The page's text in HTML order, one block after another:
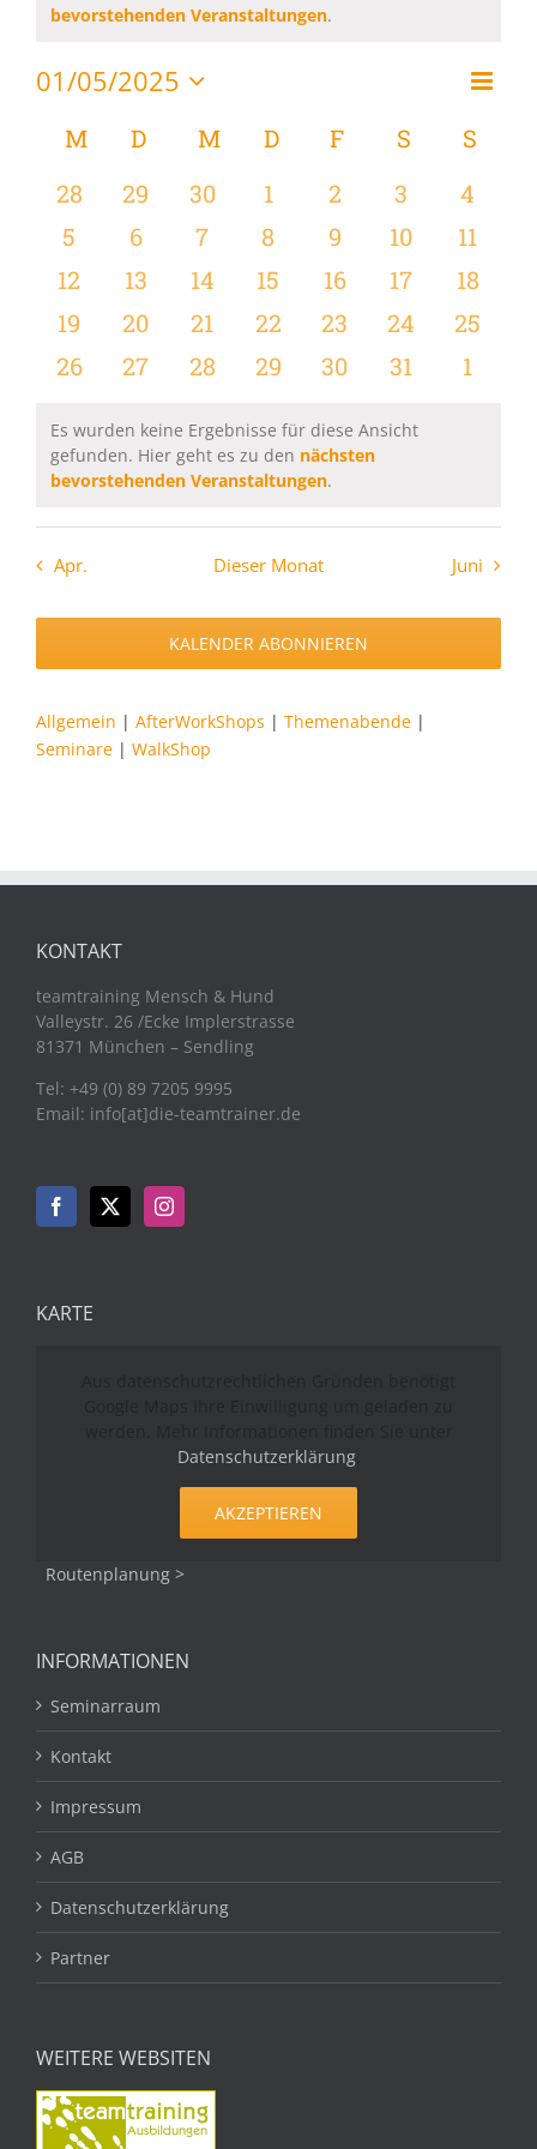
bevorstehenden Veranstaltungen.
Monat
01/05/2025
wählen.
Kalender
von
Veranstaltungen
MMONTAG
D DIENSTAG
MMITTWOCH
D DONNERSTAG
F FREITAG
S SAMSTAG
S
0
Veranstaltungen
28
0
Veranstaltungen
29
0
Veranstaltungen
30
0
Veranstaltungen
1
0
Veranstaltungen
2
0
3
0
4
0
Veranstaltungen
5
0
Veranstaltungen
6
0
Veranstaltungen
7
0
Veranstaltungen
8
0
Veranstaltungen
9
0
10
0
11
0
Veranstaltungen
12
0
Veranstaltungen
13
0
Veranstaltungen
14
0
Veranstaltungen
15
0
Veranstaltungen
16
0
17
0
18
0
Veranstaltungen
19
0
Veranstaltungen
20
0
Veranstaltungen
21
0
Veranstaltungen
22
0
Veranstaltungen
23
0
24
0
25
0
26
0
27
0
28
0
29
0
30
0
31
0
1
Hinweis
Es wurden keine Ergebnisse für diese Ansicht
gefunden. Hier geht es zu den nächsten
bevorstehenden Veranstaltungen.
Apr. Dieser Monat Juni
KALENDER ABONNIEREN
Allgemein | AfterWorkShops | Themenabende |
Seminare | WalkShop
KONTAKT
teamtraining Mensch & Hund
Valleystr. 26 /Ecke Implerstrasse
81371 München – Sendling
Tel: +49 (0) 89 7205 9995
Email: info[at]die-teamtrainer.de
KARTE
Datenschutzerklärung.
AKZEPTIEREN
Routenplanung >
INFORMATIONEN
Seminarraum
Kontakt
Impressum
AGB
Datenschutzerklärung
Partner
WEITERE WEBSITEN